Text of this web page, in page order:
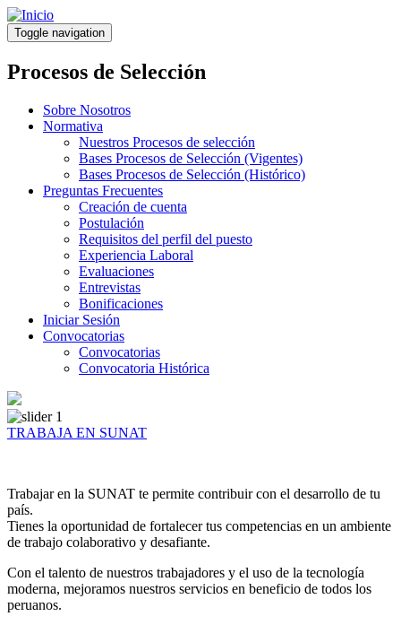
Pasar
al
contenido
principal
Toggle navigation
Procesos de Selección
Sobre Nosotros
Normativa
Nuestros Procesos de selección
Bases Procesos de Selección (Vigentes)
Bases Procesos de Selección (Histórico)
Preguntas Frecuentes
Creación de cuenta
Postulación
Requisitos del perfil del puesto
Experiencia Laboral
Evaluaciones
Entrevistas
Bonificaciones
Iniciar Sesión
Convocatorias
Convocatorias
Convocatoria Histórica
TRABAJA EN SUNAT
Trabajar en la SUNAT te permite contribuir con el desarrollo de tu
país.
Tienes la oportunidad de fortalecer tus competencias en un ambiente
de trabajo colaborativo y desafiante.
Con el talento de nuestros trabajadores y el uso de la tecnología
moderna, mejoramos nuestros servicios en beneficio de todos los
peruanos.